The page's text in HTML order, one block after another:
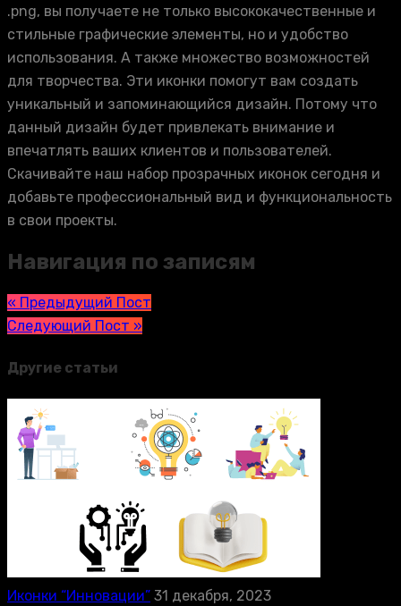
.png, вы получаете не только высококачественные и
стильные графические элементы, но и удобство
использования. А также множество возможностей
для творчества. Эти иконки помогут вам создать
уникальный и запоминающийся дизайн. Потому что
данный дизайн будет привлекать внимание и
впечатлять ваших клиентов и пользователей.
Скачивайте наш набор прозрачных иконок сегодня и
добавьте профессиональный вид и функциональность
в свои проекты.
Навигация по записям
« Предыдущий Пост
Следующий Пост »
Другие статьи
Иконки “Инновации” 31 декабря, 2023